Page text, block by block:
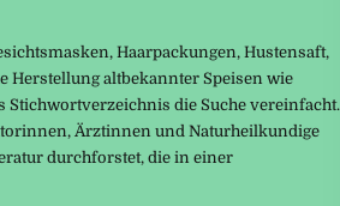
Haarpackungen, Hustensaft,
Herstellung altbekannter Speisen wie
Stichwortverzeichnis die Suche vereinfacht.
Ärztinnen und Naturheilkundige
durchforstet, die in einer